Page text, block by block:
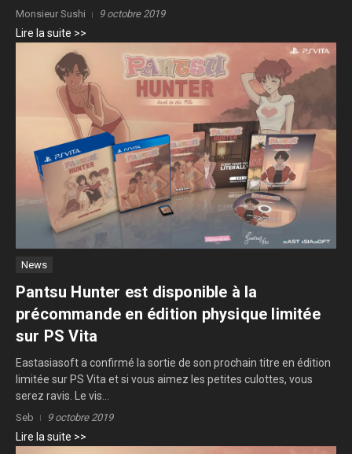
Monsieur Sushi 9 octobre 2019
Lire la suite >>
News
Pantsu Hunter est disponible à la
précommande en édition physique limitée
sur PS Vita
Eastasiasoft a confirmé la sortie de son prochain titre en édition
limitée sur PS Vita et si vous aimez les petites culottes, vous
serez ravis. Le vis...
Seb 9 octobre 2019
Lire la suite >>